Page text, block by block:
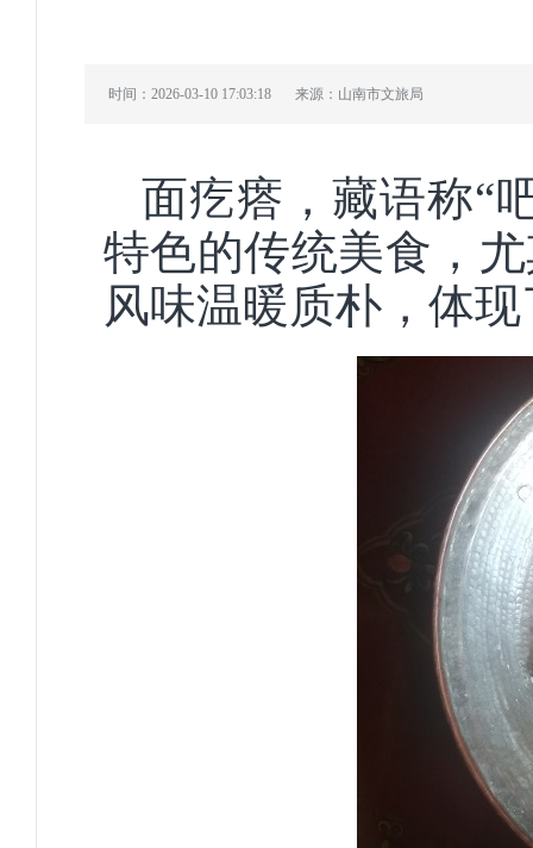
时间：2026-03-10 17:03:18 来源：山南市文旅局
面疙瘩，藏语称“
特色的传统美食，
风味温暖质朴，体